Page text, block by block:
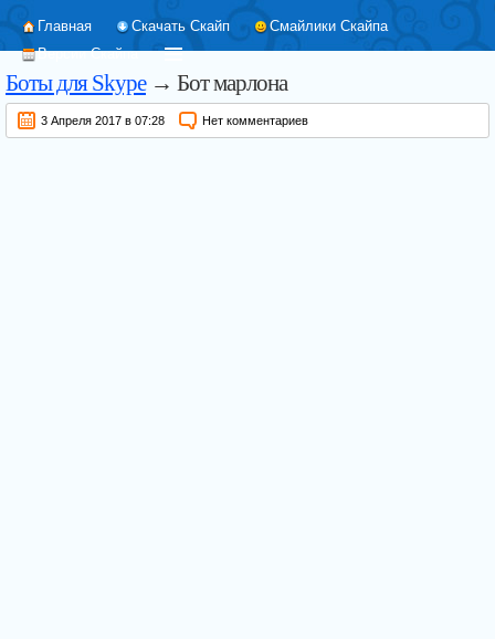
Главная Скачать Скайп
Смайлики Скайпа
Версии Скайпа
Боты для Skype→ Бот марлона
3 Апреля 2017 в 07:28 Нет комментариев